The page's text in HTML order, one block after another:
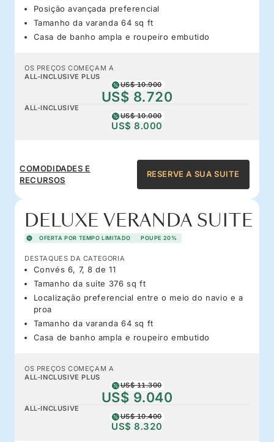
Posição avançada preferencial
Tamanho da varanda 64 sq ft
Casa de banho ampla e roupeiro embutido
OS PREÇOS COMEÇAM A
ALL-INCLUSIVE PLUS
US$ 10.900
US$ 8.720
ALL-INCLUSIVE
US$ 10.000
US$ 8.000
COMODIDADES E
RECURSOS
RESERVE A SUA SUITE
DELUXE VERANDA SUITE
OFERTA POR TEMPO LIMITADO POUPE 20%
DESTAQUES DA CATEGORIA
Convés 6, 7, 8 de 11
Tamanho da suíte 376 sq ft
Localização preferencial entre o meio do navio e a
proa
Tamanho da varanda 64 sq ft
Casa de banho ampla e roupeiro embutido
OS PREÇOS COMEÇAM A
ALL-INCLUSIVE PLUS
US$ 11.300
US$ 9.040
ALL-INCLUSIVE
US$ 10.400
US$ 8.320